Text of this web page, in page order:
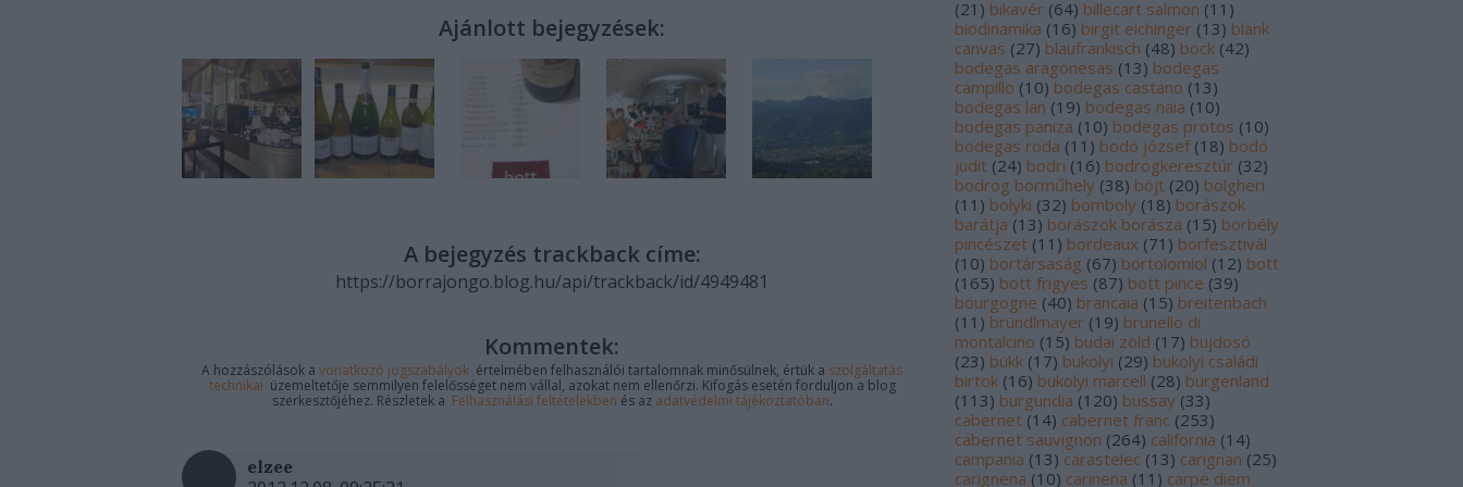
Ajánlott bejegyzések:
A bejegyzés trackback címe:
https://borrajongo.blog.hu/api/trackback/id/4949481
Kommentek:
A hozzászólások a vonatkozó jogszabályok értelmében felhasználói tartalomnak minősülnek, értük a szolgáltatás
technikai üzemeltetője semmilyen felelősséget nem vállal, azokat nem ellenőrzi. Kifogás esetén forduljon a blog
szerkesztőjéhez. Részletek a Felhasználási feltételekben és az adatvédelmi tájékoztatóban.
elzee
(21 ) bikavér (64) billecart salmon (11 )
biodinamika (16) birgit eichinger (13) blank
canvas (27) blaufrankisch (48) bock (42)
bodegas aragonesas (13) bodegas
campillo (10) bodegas castano (13)
bodegas lan (19) bodegas naia (10)
bodegas paniza (10) bodegas protos (10)
bodegas roda (11 ) bodó józsef (18) bodó
judit (24) bodri (16) bodrogkeresztúr (32)
bodrog borműhely (38) böjt (20) bolgheri
(11 ) bolyki (32) bomboly (18) borászok
barátja (13) borászok borásza (15) borbély
pincészet (11 ) bordeaux (71 ) borfesztivál
(10) bortársaság (67) bortolomiol (12) bott
(165) bott frigyes (87) bott pince (39)
bourgogne (40) brancaia (15) breitenbach
(11 ) bründlmayer (19) brunello di
montalcino (15) budai zöld (17) bujdosó
(23) bükk (17) bukolyi (29) bukolyi családi
birtok (16) bukolyi marcell (28) burgenland
(113) burgundia (120) bussay (33)
cabernet (14) cabernet franc (253)
cabernet sauvignon (264) california (14)
campania (13) carastelec (13) carignan (25)
carignena (10) carinena (11 ) carpe diem